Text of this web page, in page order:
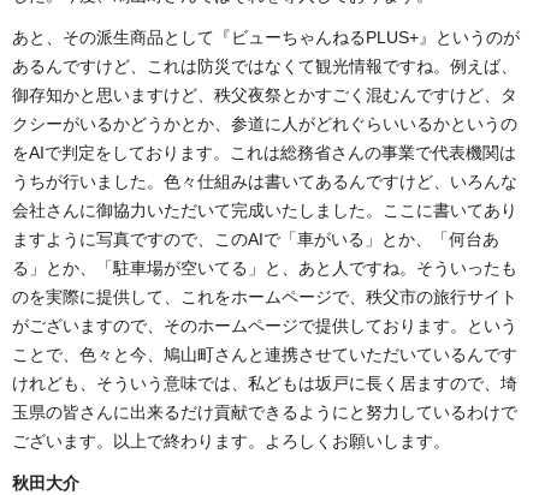
あと、その派生商品として『ビューちゃんねるPLUS+』というのが
あるんですけど、これは防災ではなくて観光情報ですね。例えば、
御存知かと思いますけど、秩父夜祭とかすごく混むんですけど、タ
クシーがいるかどうかとか、参道に人がどれぐらいいるかというの
をAIで判定をしております。これは総務省さんの事業で代表機関は
うちが行いました。色々仕組みは書いてあるんですけど、いろんな
会社さんに御協力いただいて完成いたしました。ここに書いてあり
ますように写真ですので、このAIで「車がいる」とか、「何台あ
る」とか、「駐車場が空いてる」と、あと人ですね。そういったも
のを実際に提供して、これをホームページで、秩父市の旅行サイト
がございますので、そのホームページで提供しております。という
ことで、色々と今、鳩山町さんと連携させていただいているんです
けれども、そういう意味では、私どもは坂戸に長く居ますので、埼
玉県の皆さんに出来るだけ貢献できるようにと努力しているわけで
ございます。以上で終わります。よろしくお願いします。
秋田大介